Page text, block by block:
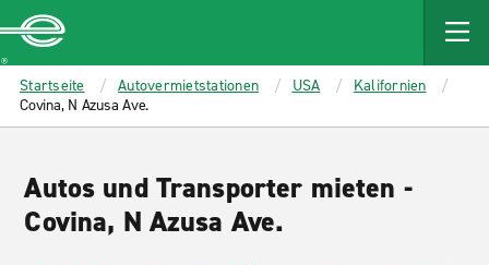
MAIN
CONTENT
Enterprise
Startseite Autovermietstationen USA
Kalifornien
Covina, N Azusa Ave.
Autos und Transporter mieten -
Covina, N Azusa Ave.